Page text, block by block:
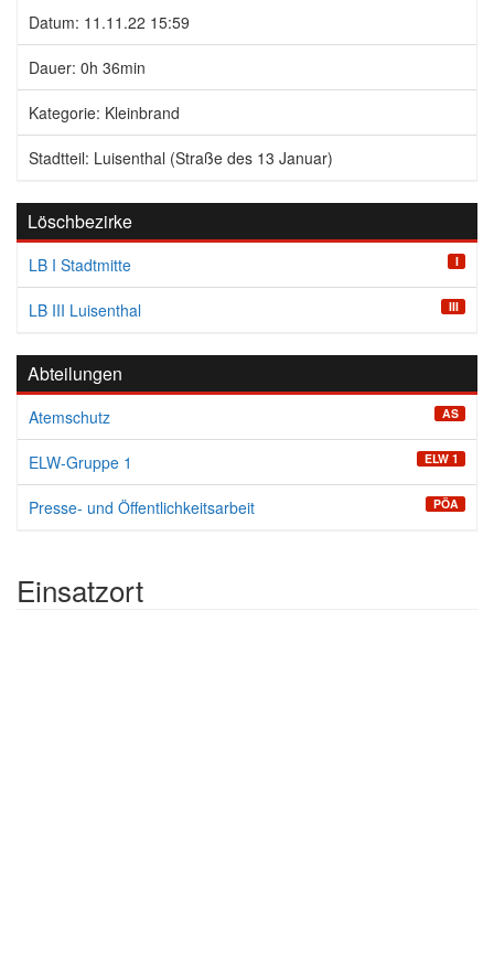
Datum: 11.11.22 15:59
Dauer: 0h 36min
Kategorie: Kleinbrand
Stadtteil: Luisenthal (Straße des 13 Januar)
Löschbezirke
LB I Stadtmitte I
LB III Luisenthal III
Abteilungen
Atemschutz AS
ELW-Gruppe 1 ELW 1
Presse- und Öffentlichkeitsarbeit PÖA
Einsatzort